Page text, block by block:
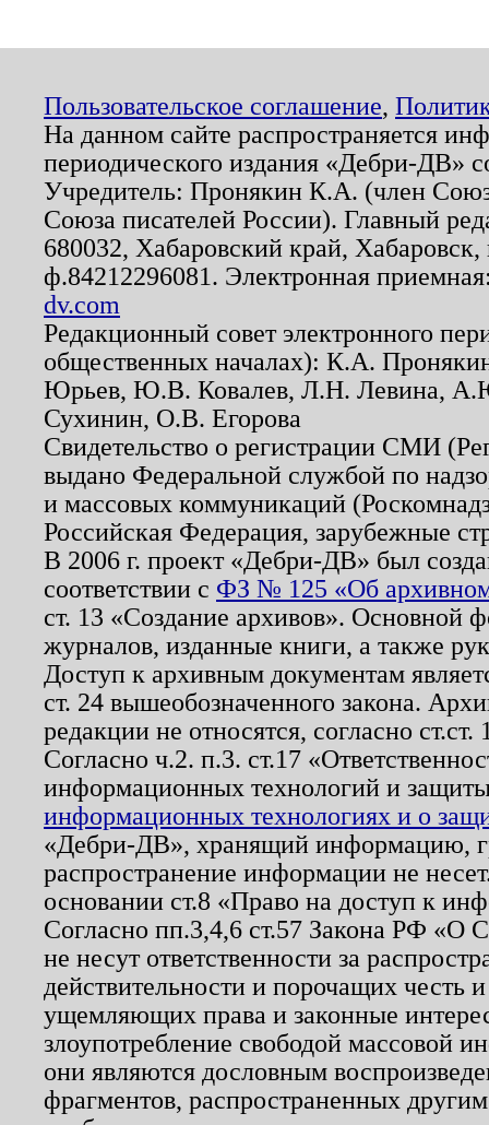
Пользовательское соглашение,
На данном сайте распространяется
периодического издания «Дебри-ДВ»
Учредитель: Пронякин К.А. (член
Союза писателей России). Главный
680032, Хабаровский край,
ф.84212296081. Электронная
dv.com
Редакционный совет электронного
общественных началах): К.А.
Юрьев, Ю.В. Ковалев, Л.Н. Левина,
Сухинин, О.В. Егорова
Свидетельство о регистрации СМИ
выдано Федеральной службой по
и массовых коммуникаций
Российская Федерация, зарубежные
В 2006 г. проект «Дебри-ДВ» был
соответствии с ФЗ № 125 «Об
ст. 13 «Создание архивов». Основной
журналов, изданные книги, а также
Доступ к архивным документам
ст. 24 вышеобозначенного закона.
редакции не относятся, согласно
Согласно ч.2. п.3. ст.17
информационных технологий и
информационных технологиях и о
«Дебри-ДВ», хранящий информацию,
распространение информации не
основании ст.8 «Право на доступ к
Согласно пп.3,4,6 ст.57 Закона РФ «О
не несут ответственности за
действительности и порочащих честь
ущемляющих права и законные
злоупотребление свободой массовой
они являются дословным
фрагментов, распространенных